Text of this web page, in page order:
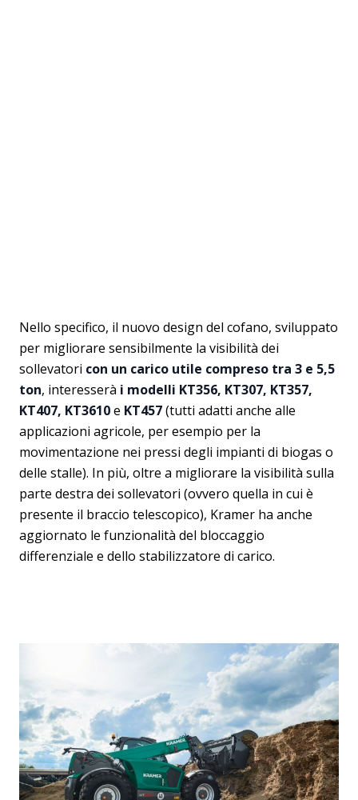
Nello specifico, il nuovo design del cofano, sviluppato
per migliorare sensibilmente la visibilità dei
sollevatori con un carico utile compreso tra 3 e 5,5
ton, interesserà i modelli KT356, KT307, KT357,
KT407, KT3610e KT457(tutti adatti anche alle
applicazioni agricole, per esempio per la
movimentazione nei pressi degli impianti di biogas o
delle stalle). In più, oltre a migliorare la visibilità sulla
parte destra dei sollevatori (ovvero quella in cui è
presente il braccio telescopico), Kramer ha anche
aggiornato le funzionalità del bloccaggio
differenziale e dello stabilizzatore di carico.